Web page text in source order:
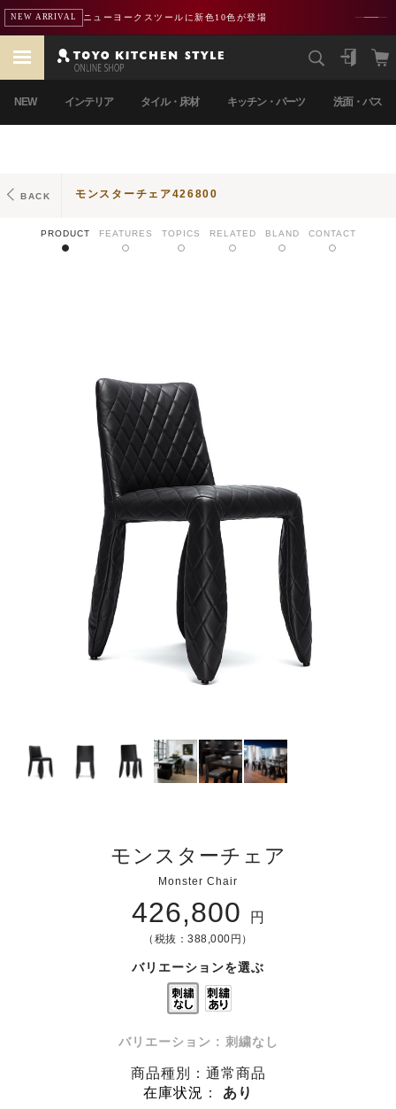
NEW ARRIVAL ニューヨークスツールに新色10色が登場
NEW インテリア タイル・床材 キッチン・パーツ 洗面・バス
BACK モンスターチェア426800
PRODUCT FEATURES TOPICS RELATED BLAND CONTACT
モンスターチェア
Monster Chair
426,800 円
（税抜：388,000円）
バリエーションを選ぶ
バリエーション : 刺繍なし
商品種別：通常商品
在庫状況 ： あり